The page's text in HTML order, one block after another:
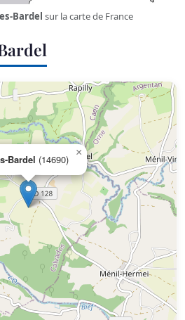
Bardel sur la carte de France
Bardel (14690)
×